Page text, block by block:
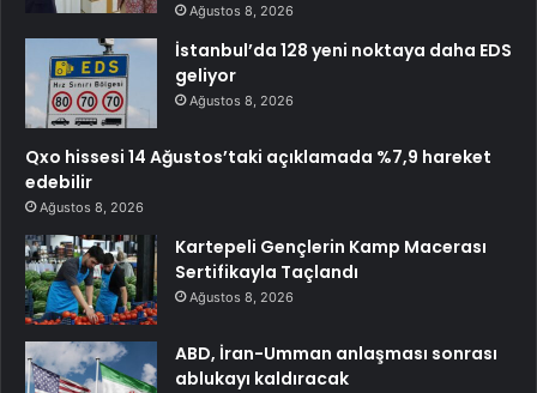
Ağustos 8, 2026
İstanbul’da 128 yeni noktaya daha EDS
geliyor
Ağustos 8, 2026
Qxo hissesi 14 Ağustos’taki açıklamada %7,9 hareket
edebilir
Ağustos 8, 2026
Kartepeli Gençlerin Kamp Macerası
Sertifikayla Taçlandı
Ağustos 8, 2026
ABD, İran-Umman anlaşması sonrası
ablukayı kaldıracak